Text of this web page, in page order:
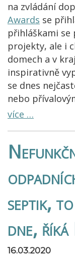
na zvládání
Awards se
přihláškami se
projekty, ale i
domech a v
inspirativně
se dnes
nebo
více …
septik,
dne,
16.03.2020